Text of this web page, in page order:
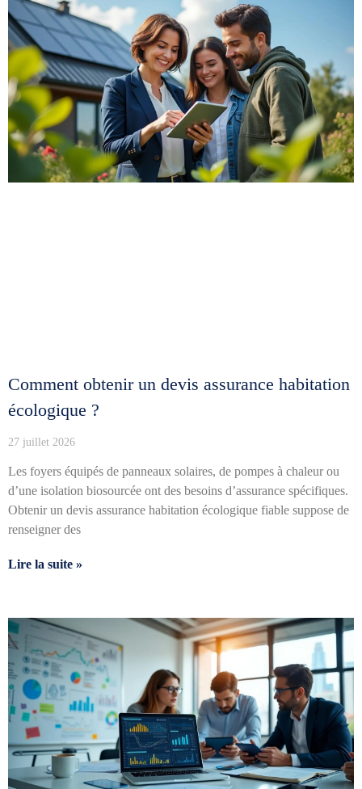
Comment obtenir un devis assurance habitation
écologique ?
27 juillet 2026
Les foyers équipés de panneaux solaires, de pompes à chaleur ou
d’une isolation biosourcée ont des besoins d’assurance spécifiques.
Obtenir un devis assurance habitation écologique fiable suppose de
renseigner des
Lire la suite »